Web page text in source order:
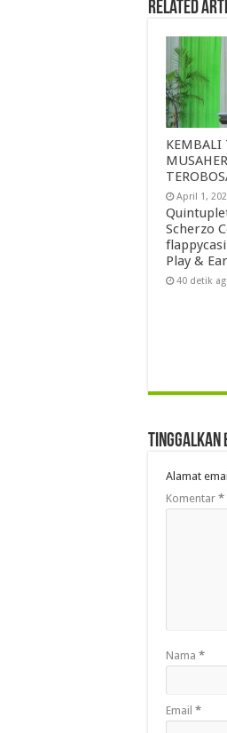
Related
KEMBALI
April 1,
Scherzo
Play &
40 detik
Tinggalkan
Alamat
Komentar *
Nama *
Email *